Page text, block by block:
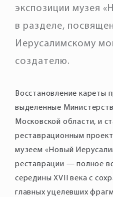
экспозиции музея
в разделе,
Иерусалимскому
создателю.
Восстановление кареты
выделенные
Московской области, и
реставрационным
музеем «Новый
реставрации — полное
середины XVII века с
главных уцелевших